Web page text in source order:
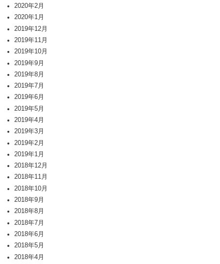
2020年2月
2020年1月
2019年12月
2019年11月
2019年10月
2019年9月
2019年8月
2019年7月
2019年6月
2019年5月
2019年4月
2019年3月
2019年2月
2019年1月
2018年12月
2018年11月
2018年10月
2018年9月
2018年8月
2018年7月
2018年6月
2018年5月
2018年4月